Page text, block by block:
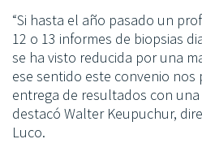
“Si hasta el año pasado un
12 o 13 informes de biopsias
se ha visto reducida por una
ese sentido este convenio nos
entrega de resultados con
destacó Walter Keupuchur,
Luco.